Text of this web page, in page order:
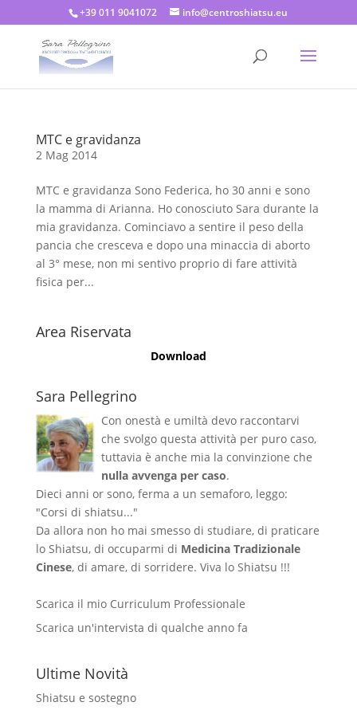
+39 011 9041072 info@centroshiatsu.eu
MTC e gravidanza
2 Mag 2014
MTC e gravidanza Sono Federica, ho 30 anni e sono
la mamma di Arianna. Ho conosciuto Sara durante la
mia gravidanza. Cominciavo a sentire il peso della
pancia che cresceva e dopo una minaccia di aborto
al 3° mese, non mi sentivo proprio di fare attività
fisica per...
Area Riservata
Download
Sara Pellegrino
Con onestà e umiltà devo raccontarvi
che svolgo questa attività per puro caso,
tuttavia è anche mia la convinzione che
nulla avvenga per caso.
Dieci anni or sono, ferma a un semaforo, leggo:
"Corsi di shiatsu..."
Da allora non ho mai smesso di studiare, di praticare
lo Shiatsu, di occuparmi di Medicina Tradizionale
Cinese, di amare, di sorridere. Viva lo Shiatsu !!!
Scarica il mio Curriculum Professionale
Scarica un'intervista di qualche anno fa
Ultime Novità
Shiatsu e sostegno